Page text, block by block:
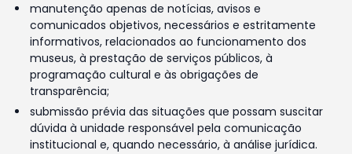
manutenção apenas de notícias, avisos e
comunicados objetivos, necessários e estritamente
informativos, relacionados ao funcionamento dos
museus, à prestação de serviços públicos, à
programação cultural e às obrigações de
transparência;
submissão prévia das situações que possam suscitar
dúvida à unidade responsável pela comunicação
institucional e, quando necessário, à análise jurídica.